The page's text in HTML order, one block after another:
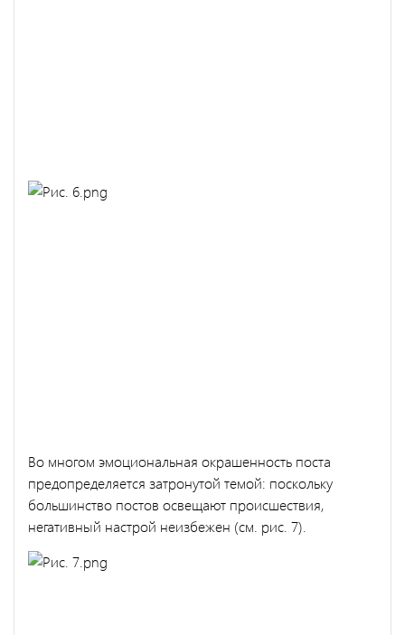
Во многом эмоциональная окрашенность поста
предопределяется затронутой темой: поскольку
большинство постов освещают происшествия,
негативный настрой неизбежен (см. рис. 7).